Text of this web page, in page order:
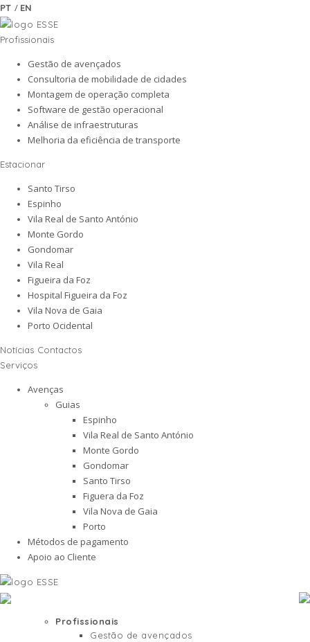
PT / EN
Profissionais
Gestão de avençados
Consultoria de mobilidade de cidades
Montagem de operação completa
Software de gestão operacional
Análise de infraestruturas
Melhoria da eficiência de transporte
Estacionar
Santo Tirso
Espinho
Vila Real de Santo António
Monte Gordo
Gondomar
Vila Real
Figueira da Foz
Hospital Figueira da Foz
Vila Nova de Gaia
Porto Ocidental
Notícias Contactos
Serviços
Avenças
Guias
Espinho
Vila Real de Santo António
Monte Gordo
Gondomar
Santo Tirso
Figuera da Foz
Vila Nova de Gaia
Porto
Métodos de pagamento
Apoio ao Cliente
Profissionais
Gestão de avençados